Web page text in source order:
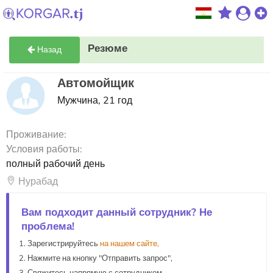
Назад Резюме
Автомойщик
Мужчина, 21 год
Проживание:
Условия работы:
полный рабочий день
Нурабад
Вам подходит данный сотрудник? Не
проблема!
Зарегистрируйтесьна нашем сайте,
Нажмите на кнопку "Отправить запрос",